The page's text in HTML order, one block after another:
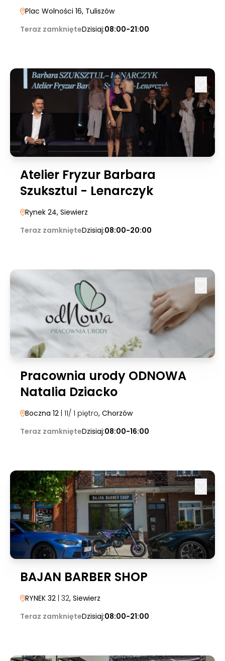
Plac Wolności 16, Tuliszów
Teraz zamknięteDzisiaj:08:00-21:00
Atelier Fryzur Barbara
Szuksztul - Lenarczyk
Rynek 24, Siewierz
Teraz zamknięteDzisiaj:08:00-20:00
Pracownia urody ODNOWA
Natalia Dziacko
Boczna 12 | 11/ 1 piętro, Chorzów
Teraz zamknięteDzisiaj:08:00-16:00
BAJAN BARBER SHOP
RYNEK 32 | 32, Siewierz
Teraz zamknięteDzisiaj:08:00-21:00